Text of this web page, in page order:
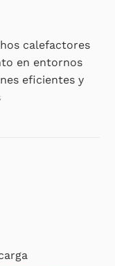
calefactores
en entornos
eficientes y